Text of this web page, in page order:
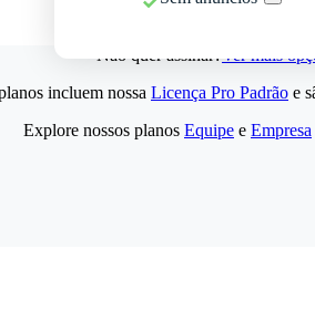
Não quer assinar?Ver mais
incluem nossa Licença Pro Padrão e
Explore nossos planos Equipe e Empresa